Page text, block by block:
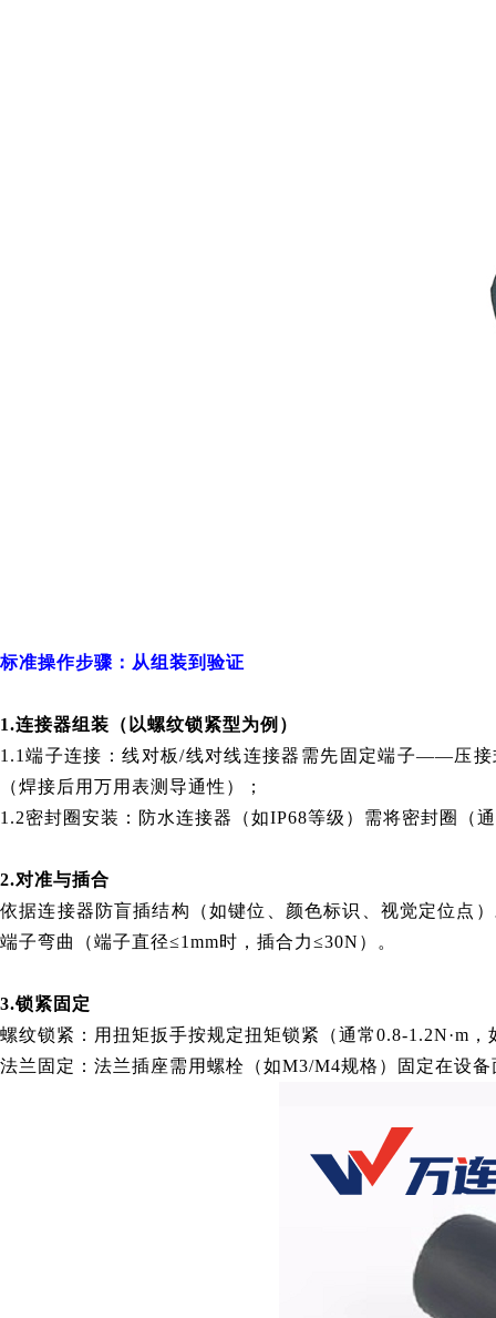
标准操作步骤：从组装到验证
1.连接器组装（以螺纹锁紧型为例）
1.1端子连接：线对板/线对线连接器需先固定端子——压
（焊接后用万用表测导通性）；
1.2密封圈安装：防水连接器（如IP68等级）需将密封圈（
2.对准与插合
依据连接器防盲插结构（如键位、颜色标识、视觉定位点
端子弯曲（端子直径≤1mm时，插合力≤30N）。
3.锁紧固定
螺纹锁紧：用扭矩扳手按规定扭矩锁紧（通常0.8-1.2N·m
法兰固定：法兰插座需用螺栓（如M3/M4规格）固定在设